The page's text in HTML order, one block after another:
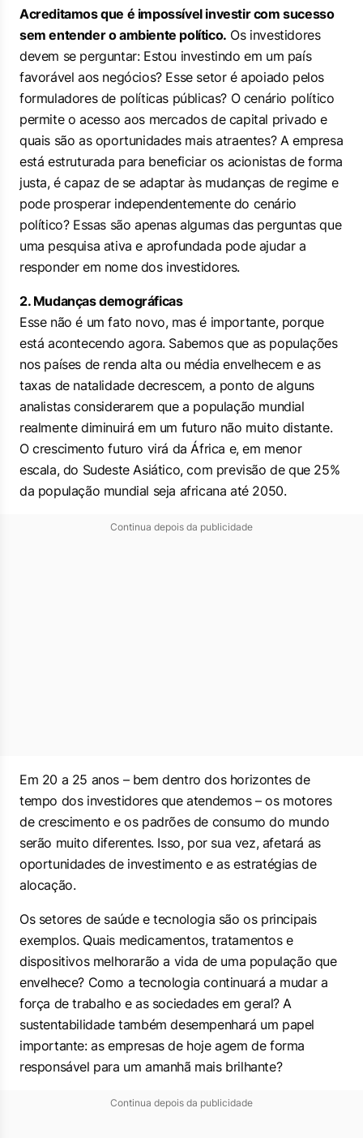
Acreditamos que é impossível investir com sucesso
sem entender o ambiente político. Os investidores
devem se perguntar: Estou investindo em um país
favorável aos negócios? Esse setor é apoiado pelos
formuladores de políticas públicas? O cenário político
permite o acesso aos mercados de capital privado e
quais são as oportunidades mais atraentes? A empresa
está estruturada para beneficiar os acionistas de forma
justa, é capaz de se adaptar às mudanças de regime e
pode prosperar independentemente do cenário
político? Essas são apenas algumas das perguntas que
uma pesquisa ativa e aprofundada pode ajudar a
responder em nome dos investidores.
2. Mudanças demográficas
Esse não é um fato novo, mas é importante, porque
está acontecendo agora. Sabemos que as populações
nos países de renda alta ou média envelhecem e as
taxas de natalidade decrescem, a ponto de alguns
analistas considerarem que a população mundial
realmente diminuirá em um futuro não muito distante.
O crescimento futuro virá da África e, em menor
escala, do Sudeste Asiático, com previsão de que 25%
da população mundial seja africana até 2050.
Continua depois da publicidade
Em 20 a 25 anos – bem dentro dos horizontes de
tempo dos investidores que atendemos – os motores
de crescimento e os padrões de consumo do mundo
serão muito diferentes. Isso, por sua vez, afetará as
oportunidades de investimento e as estratégias de
alocação.
Os setores de saúde e tecnologia são os principais
exemplos. Quais medicamentos, tratamentos e
dispositivos melhorarão a vida de uma população que
envelhece? Como a tecnologia continuará a mudar a
força de trabalho e as sociedades em geral? A
sustentabilidade também desempenhará um papel
importante: as empresas de hoje agem de forma
responsável para um amanhã mais brilhante?
Continua depois da publicidade